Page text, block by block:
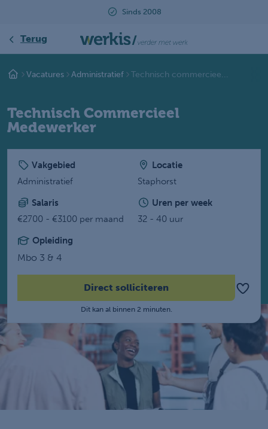
Terug
Vacatures Administratief Technisch commerciee...
Technisch Commercieel
Medewerker
Vakgebied
Administratief
Locatie
Staphorst
Salaris
€2700 - €3100 per maand
Uren per week
32 - 40 uur
Opleiding
Mbo 3 & 4
Direct solliciteren
Dit kan al binnen 2 minuten.